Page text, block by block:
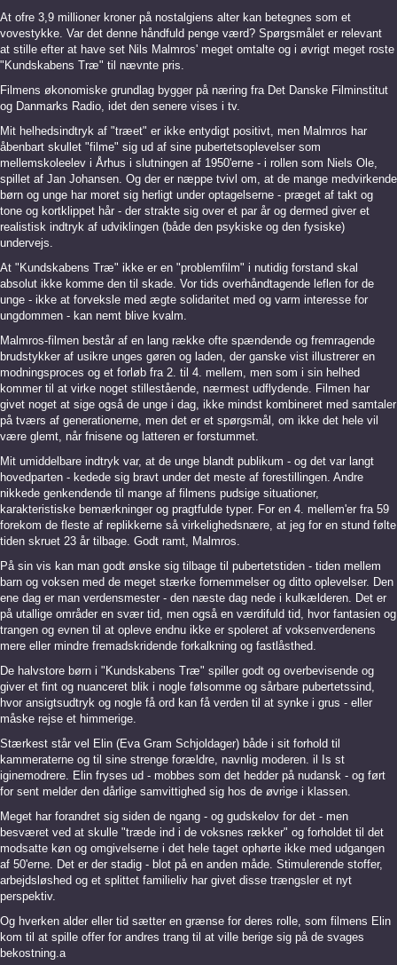
At ofre 3,9 millioner kroner på nostalgiens alter kan betegnes som et
vovestykke. Var det denne håndfuld penge værd? Spørgsmålet er relevant
at stille efter at have set Nils Malmros' meget omtalte og i øvrigt meget roste
"Kundskabens Træ" til nævnte pris.
Filmens økonomiske grundlag bygger på næring fra Det Danske Filminstitut
og Danmarks Radio, idet den senere vises i tv.
Mit helhedsindtryk af "træet" er ikke entydigt positivt, men Malmros har
åbenbart skullet "filme" sig ud af sine pubertetsoplevelser som
mellemskoleelev i Århus i slutningen af 1950'erne - i rollen som Niels Ole,
spillet af Jan Johansen. Og der er næppe tvivl om, at de mange medvirkende
børn og unge har moret sig herligt under optagelserne - præget af takt og
tone og kortklippet hår - der strakte sig over et par år og dermed giver et
realistisk indtryk af udviklingen (både den psykiske og den fysiske)
undervejs.
At "Kundskabens Træ" ikke er en "problemfilm" i nutidig forstand skal
absolut ikke komme den til skade. Vor tids overhåndtagende leflen for de
unge - ikke at forveksle med ægte solidaritet med og varm interesse for
ungdommen - kan nemt blive kvalm.
Malmros-filmen består af en lang række ofte spændende og fremragende
brudstykker af usikre unges gøren og laden, der ganske vist illustrerer en
modningsproces og et forløb fra 2. til 4. mellem, men som i sin helhed
kommer til at virke noget stillestående, nærmest udflydende. Filmen har
givet noget at sige også de unge i dag, ikke mindst kombineret med samtaler
på tværs af generationerne, men det er et spørgsmål, om ikke det hele vil
være glemt, når fnisene og latteren er forstummet.
Mit umiddelbare indtryk var, at de unge blandt publikum - og det var langt
hovedparten - kedede sig bravt under det meste af forestillingen. Andre
nikkede genkendende til mange af filmens pudsige situationer,
karakteristiske bemærkninger og pragtfulde typer. For en 4. mellem'er fra 59
forekom de fleste af replikkerne så virkelighedsnære, at jeg for en stund følte
tiden skruet 23 år tilbage. Godt ramt, Malmros.
På sin vis kan man godt ønske sig tilbage til pubertetstiden - tiden mellem
barn og voksen med de meget stærke fornemmelser og ditto oplevelser. Den
ene dag er man verdensmester - den næste dag nede i kulkælderen. Det er
på utallige områder en svær tid, men også en værdifuld tid, hvor fantasien og
trangen og evnen til at opleve endnu ikke er spoleret af voksenverdenens
mere eller mindre fremadskridende forkalkning og fastlåsthed.
De halvstore børn i "Kundskabens Træ" spiller godt og overbevisende og
giver et fint og nuanceret blik i nogle følsomme og sårbare pubertetssind,
hvor ansigtsudtryk og nogle få ord kan få verden til at synke i grus - eller
måske rejse et himmerige.
Stærkest står vel Elin (Eva Gram Schjoldager) både i sit forhold til
kammeraterne og til sine strenge forældre, navnlig moderen. il Is st
iginemodrere. Elin fryses ud - mobbes som det hedder på nudansk - og ført
for sent melder den dårlige samvittighed sig hos de øvrige i klassen.
Meget har forandret sig siden de ngang - og gudskelov for det - men
besværet ved at skulle "træde ind i de voksnes rækker" og forholdet til det
modsatte køn og omgivelserne i det hele taget ophørte ikke med udgangen
af 50'erne. Det er der stadig - blot på en anden måde. Stimulerende stoffer,
arbejdsløshed og et splittet familieliv har givet disse trængsler et nyt
perspektiv.
Og hverken alder eller tid sætter en grænse for deres rolle, som filmens Elin
kom til at spille offer for andres trang til at ville berige sig på de svages
bekostning.a